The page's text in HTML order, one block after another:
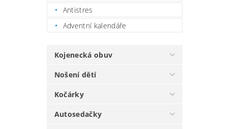
Antistres
Adventní kalendáře
Kojenecká obuv
Nošení dětí
Kočárky
Autosedačky